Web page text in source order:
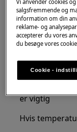
ca.4–5 °C
Sådan tester
Stil et
Mål
er vigtig
Hvis
Vi anvender cookies
salgsfremmende og
information om din
reklame- og
accepterer du vores
du besøge vores
Cookie -